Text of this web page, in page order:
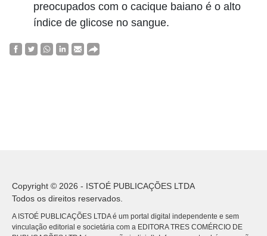
preocupados com o cacique baiano é o alto
índice de glicose no sangue.
Copyright © 2026 - ISTOÉ PUBLICAÇÕES LTDA
Todos os direitos reservados.
A ISTOÉ PUBLICAÇÕES LTDA é um portal digital independente e sem
vinculação editorial e societária com a EDITORA TRES COMÉRCIO DE